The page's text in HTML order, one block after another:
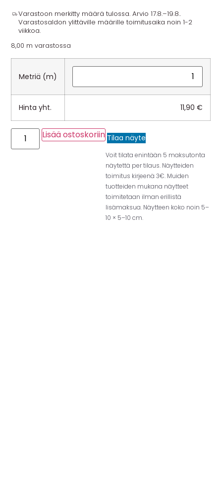
Varastoon merkitty määrä tulossa. Arvio 17.8.–19.8..
Varastosaldon ylittäville määrille toimitusaika noin 1-2
viikkoa.
8,00 m varastossa
Metriä (m)
Hinta yht. 11,90€
Lisää ostoskoriin Tilaa näyte
Voit tilata enintään 5 maksutonta
näytettä per tilaus. Näytteiden
toimitus kirjeenä 3€. Muiden
tuotteiden mukana näytteet
toimitetaan ilman erillistä
lisämaksua. Näytteen koko noin 5–
10 × 5–10 cm.